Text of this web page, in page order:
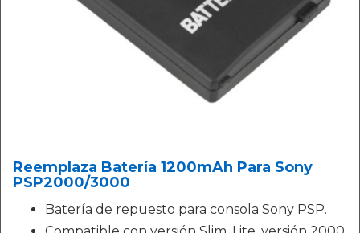
Reemplaza Batería 1200mAh Para Sony
PSP2000/3000
Batería de repuesto para consola Sony PSP.